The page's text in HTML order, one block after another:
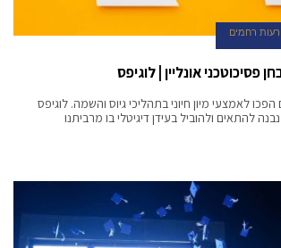
רעות רחמים
פסיכוטכני אונליין | לוגיפס
לאמצעי מיון חיוני בתהליכי גיוס והשמה. לוגיפס
נבנה להתאים ולהוביל בעידן דיגיטלי בו מרביתנו